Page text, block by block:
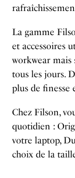
La gamme
et accessoires
workwear mais
tous les jours.
plus de finesse
Chez Filson,
quotidien :
votre laptop,
choix de la